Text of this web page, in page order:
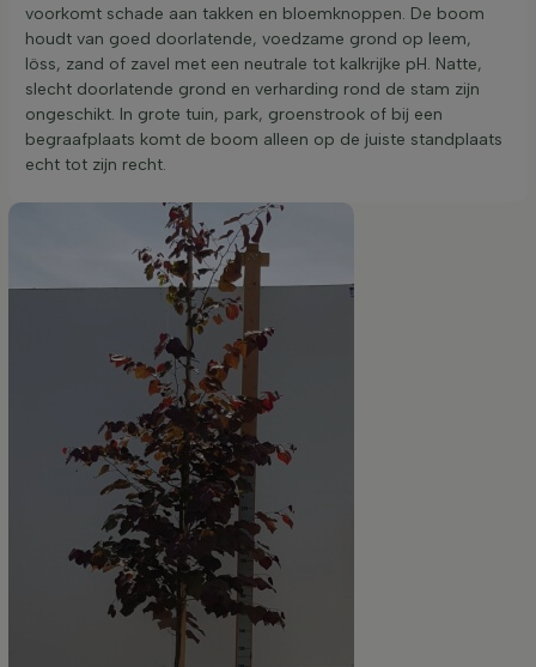
voorkomt schade aan takken en bloemknoppen. De boom
houdt van goed doorlatende, voedzame grond op leem,
löss, zand of zavel met een neutrale tot kalkrijke pH. Natte,
slecht doorlatende grond en verharding rond de stam zijn
ongeschikt. In grote tuin, park, groenstrook of bij een
begraafplaats komt de boom alleen op de juiste standplaats
echt tot zijn recht.